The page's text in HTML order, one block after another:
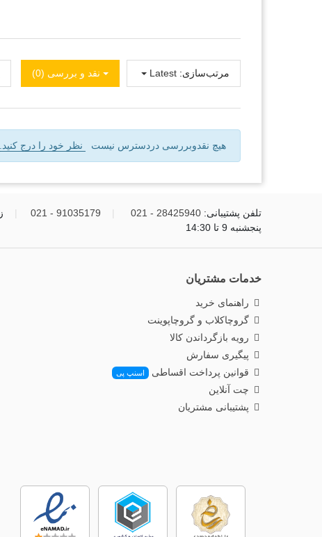
نقد و بررسی‌‌ (0) مرتب‌سازی: Latest
هیچ نقدوبررسی دردسترس نیست نظر خود را درج کنید.
تلفن پشتیبانی: 28425940 - 021
91035179 - 021
پنجشنبه 9 تا 14:30
خدمات مشتریان
راهنمای خرید
گروچاکلاب و گروچاپوینت
رویه بازگرداندن کالا
پیگیری سفارش
قوانین پرداخت اقساطی
اسنپ پی
چت آنلاین
پشتیبانی مشتریان